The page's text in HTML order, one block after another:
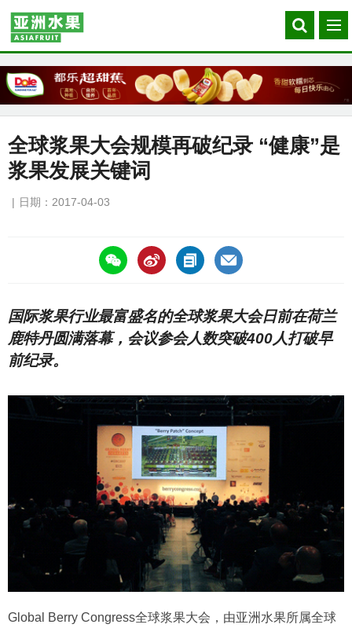
Search
our
菜
单
全球浆果大会规模再破纪录 “健康”是
浆果发展关键词
日期：2017-04-03
https://asiafruitchina.net/16009.html
国际浆果行业最富盛名的全球浆果大会日前在荷兰
鹿特丹圆满落幕，会议参会人数突破400人打破早
前纪录。
Global Berry Congress全球浆果大会，由亚洲水果所属全球